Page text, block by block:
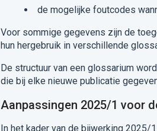
de mogelijke foutcodes
Voor sommige gegevens zijn de
hun hergebruik in verschillende
De structuur van een glossarium
die bij elke nieuwe publicatie
Aanpassingen 2025/1 voor
In het kader van de bijwerking